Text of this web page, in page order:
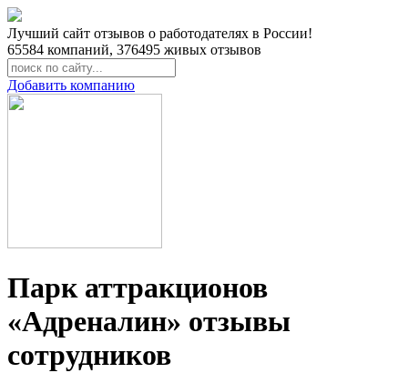
Лучший сайт отзывов о работодателях в России!
65584 компаний, 376495 живых отзывов
Добавить компанию
Парк аттракционов
«Адреналин» отзывы
сотрудников